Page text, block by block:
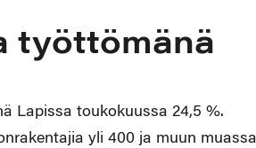
työttömänä
Lapissa toukokuussa 24,5 %.
yli 400 ja muun muassa